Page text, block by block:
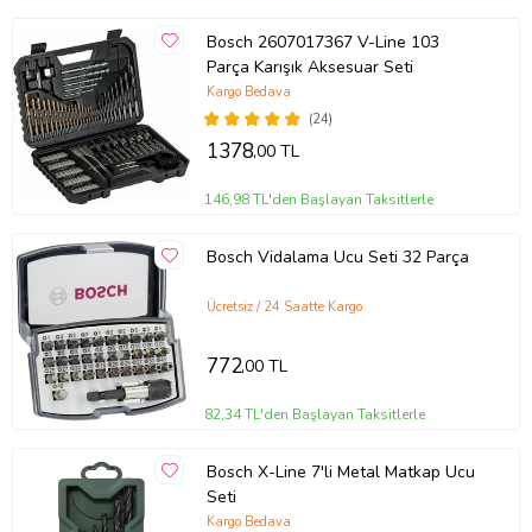
Ahşap İçin Optimize Edilmiş:
performans sunar.
Dayanıklılık:Uzun ömürlü kullanım için tasarlanmıştır.
Kullanım Alanları
Ahşap İşleme:Mobilya üretimi, ahşap kaplama, ahşap modelleme
gibi birçok alanda kullanılır.
Ahşap yapıların montajında, ahşap döşemelerde delik açma
Hobiler:Ahşap oymacılığı, model yapımı gibi hobilerde de
kullanılabilir.
Dikkat Edilmesi Gerekenler
Doğru Kullanım:Üreticinin kullanım talimatlarına uygun olarak
kullanılmalıdır.
Güvenlik:Kesme işlemi sırasında koruyucu ekipman kullanılmalıdır.
Özetle
Bosch 2607017367 V-Line 103
Parça Karışık Aksesuar Seti
(24)
Kargo Bedava
1378,00 TL
146,98 TL'den Başlayan Taksitlerle
Bosch Vidalama Ucu Seti 32 Parça
Ücretsiz / 24 Saatte Kargo
772,00 TL
82,34 TL'den Başlayan Taksitlerle
Bosch X-Line 7'li Metal Matkap Ucu
Seti
Kargo Bedava